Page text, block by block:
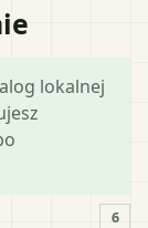
lokalnej
6